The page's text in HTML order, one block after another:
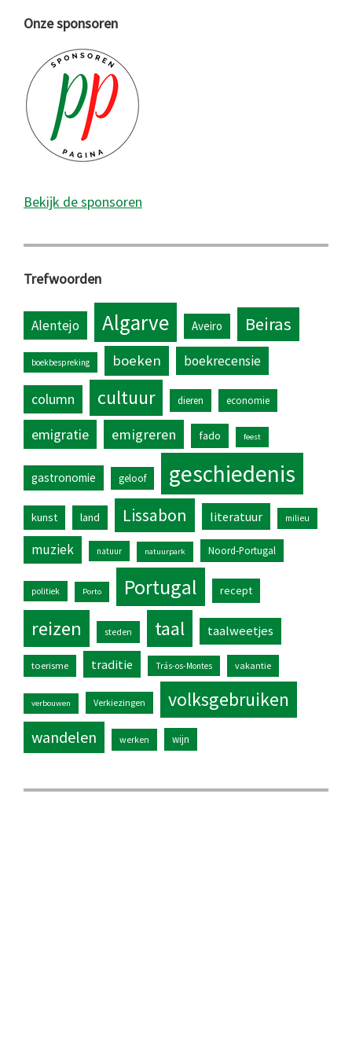
Onze sponsoren
Bekijk de sponsoren
Trefwoorden
Alentejo Algarve Aveiro Beiras
boekbespreking boeken boekrecensie
column cultuur dieren economie
emigratie emigreren fado feest
gastronomie geloof geschiedenis
kunst land Lissabon literatuur milieu
muziek natuur natuurpark Noord-Portugal
politiek Porto Portugal recept
reizen steden taal taalweetjes
toerisme traditie Trás-os-Montes vakantie
verbouwen Verkiezingen volksgebruiken
wandelen werken wijn